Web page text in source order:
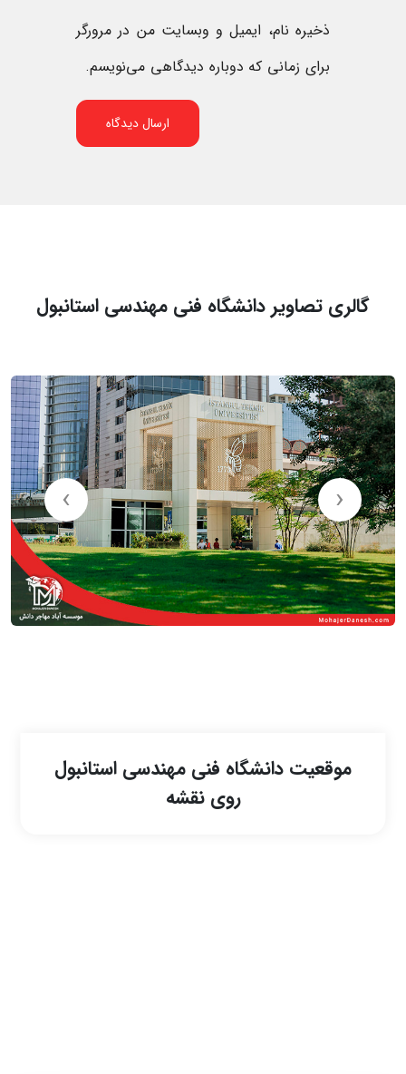
ذخیره نام، ایمیل و وبسایت من در مرورگر
برای زمانی که دوباره دیدگاهی می‌نویسم.
گالری تصاویر دانشگاه فنی مهندسی استانبول
‹
›
موقعیت دانشگاه فنی مهندسی استانبول
روی نقشه